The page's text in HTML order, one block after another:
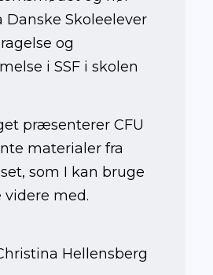
Danske Skoleelever
og
i SSF i skolen
præsenterer CFU
materialer fra
som I kan bruge
med.
Hellensberg